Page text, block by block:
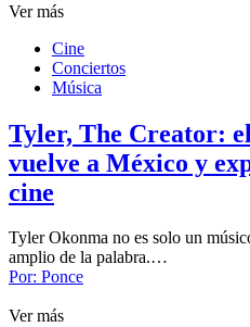
Ver más
Cine
Conciertos
Música
Tyler, The Creator:
vuelve a México y
cine
Tyler Okonma no es solo un
amplio de la palabra.…
Por: Ponce
Ver más